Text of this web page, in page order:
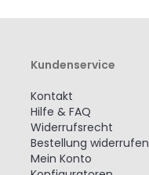
Kundenservice
Kontakt
Hilfe & FAQ
Widerrufsrecht
Bestellung widerrufen
Mein Konto